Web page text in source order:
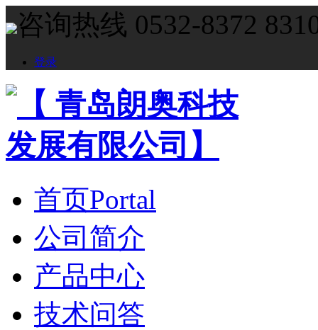
咨询热线 0532-8372
登录
首页Portal
公司简介
产品中心
技术问答